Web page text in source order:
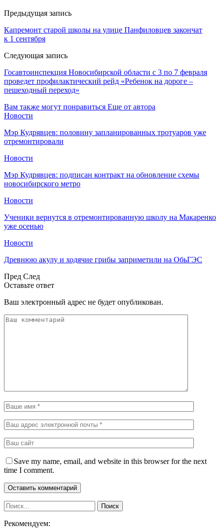
Предыдущая запись
Капремонт старой школы на улице Панфиловцев закончат
к 1 сентября
Следующая запись
Госавтоинспекция Новосибирской области с 3 по 7 февраля
проведет профилактический рейд «Ребенок на дороге –
пешеходный переход»
Вам также могут понравиться Еще от автора
Новости
Мэр Кудрявцев: половину запланированных тротуаров уже
отремонтировали
Новости
Мэр Кудрявцев: подписан контракт на обновление схемы
новосибирского метро
Новости
Ученики вернутся в отремонтированную школу на Макаренко
уже осенью
Новости
Древнюю акулу и ходячие грибы заприметили на ОбьГЭС
Пред След
Оставьте ответ
Ваш электронный адрес не будет опубликован.
Save my name, email, and website in this browser for the next
time I comment.
Рекомендуем: